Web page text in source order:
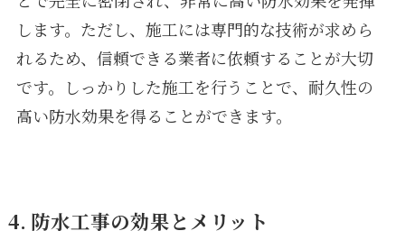
します。ただし、施工には専門的な技術が求めら
れるため、信頼できる業者に依頼することが大切
です。しっかりした施工を行うことで、耐久性の
高い防水効果を得ることができます。
4. 防水工事の効果とメリット